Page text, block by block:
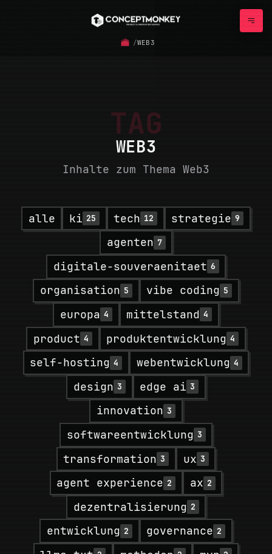
/WEB3
TAG
WEB3
Inhalte zum Thema Web3
alle ki 25 tech 12 strategie 9
agenten 7
digitale-souveraenitaet 6
organisation 5 vibe coding 5
europa 4 mittelstand 4
product 4 produktentwicklung 4
self-hosting 4 webentwicklung 4
design 3 edge ai 3
innovation 3
softwareentwicklung 3
transformation 3 ux 3
agent experience 2 ax 2
dezentralisierung 2
entwicklung 2 governance 2